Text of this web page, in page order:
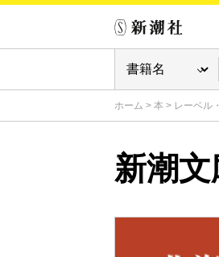
ホーム > 本 > レーベル
新潮文